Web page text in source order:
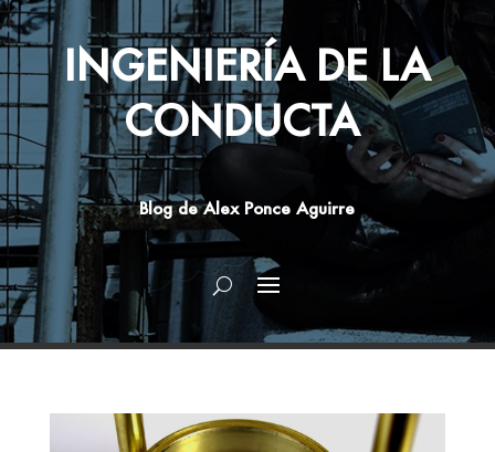
INGENIERÍA DE LA
CONDUCTA
Blog de Alex Ponce Aguirre